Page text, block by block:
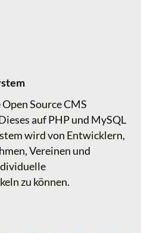
Source CMS
auf PHP und MySQL
wird von Entwicklern,
Vereinen und
zu können.